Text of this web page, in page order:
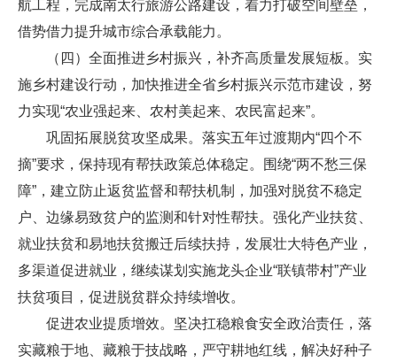
航工程，完成南太行旅游公路建设，着力打破空间壁垒，
借势借力提升城市综合承载能力。
（四）全面推进乡村振兴，补齐高质量发展短板。实
施乡村建设行动，加快推进全省乡村振兴示范市建设，努
力实现“农业强起来、农村美起来、农民富起来”。
巩固拓展脱贫攻坚成果。落实五年过渡期内“四个不
摘”要求，保持现有帮扶政策总体稳定。围绕“两不愁三保
障”，建立防止返贫监督和帮扶机制，加强对脱贫不稳定
户、边缘易致贫户的监测和针对性帮扶。强化产业扶贫、
就业扶贫和易地扶贫搬迁后续扶持，发展壮大特色产业，
多渠道促进就业，继续谋划实施龙头企业“联镇带村”产业
扶贫项目，促进脱贫群众持续增收。
促进农业提质增效。坚决扛稳粮食安全政治责任，落
实藏粮于地、藏粮于技战略，严守耕地红线，解决好种子